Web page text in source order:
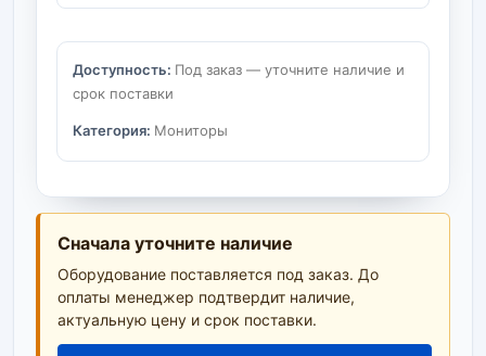
Доступность: Под заказ — уточните наличие и
срок поставки
Категория: Мониторы
Сначала уточните наличие
Оборудование поставляется под заказ. До
оплаты менеджер подтвердит наличие,
актуальную цену и срок поставки.